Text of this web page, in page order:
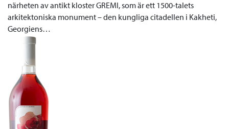
närheten av antikt kloster GREMI, som är ett 1500-talets
arkitektoniska monument – den kungliga citadellen i Kakheti,
Georgiens…